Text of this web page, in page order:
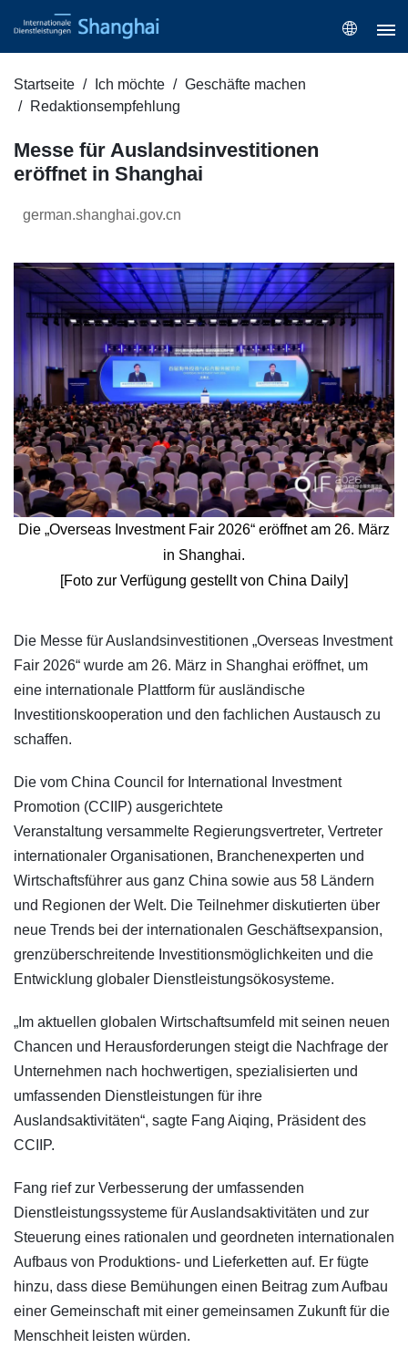
Startseite Ich möchte
Geschäfte machen
Redaktionsempfehlung
Messe für Auslandsinvestitionen
eröffnet in Shanghai
german.shanghai.gov.cn
Die „Overseas Investment Fair 2026“ eröffnet am 26. März
in Shanghai.
[Foto zur Verfügung gestellt von China Daily]
​Die Messe für Auslandsinvestitionen „Overseas Investment
Fair 2026“ wurde am 26. März in Shanghai eröffnet, um
eine internationale Plattform für ausländische
Investitionskooperation und den fachlichen Austausch zu
schaffen.
Die vom China Council for International Investment
Promotion (CCIIP) ausgerichtete
Veranstaltung versammelte Regierungsvertreter, Vertreter
internationaler Organisationen, Branchenexperten und
Wirtschaftsführer aus ganz China sowie aus 58 Ländern
und Regionen der Welt. Die Teilnehmer diskutierten über
neue Trends bei der internationalen Geschäftsexpansion,
grenzüberschreitende Investitionsmöglichkeiten und die
Entwicklung globaler Dienstleistungsökosysteme.
„Im aktuellen globalen Wirtschaftsumfeld mit seinen neuen
Chancen und Herausforderungen steigt die Nachfrage der
Unternehmen nach hochwertigen, spezialisierten und
umfassenden Dienstleistungen für ihre
Auslandsaktivitäten“, sagte Fang Aiqing, Präsident des
CCIIP.
Fang rief zur Verbesserung der umfassenden
Dienstleistungssysteme für Auslandsaktivitäten und zur
Steuerung eines rationalen und geordneten internationalen
Aufbaus von Produktions- und Lieferketten auf. Er fügte
hinzu, dass diese Bemühungen einen Beitrag zum Aufbau
einer Gemeinschaft mit einer gemeinsamen Zukunft für die
Menschheit leisten würden.